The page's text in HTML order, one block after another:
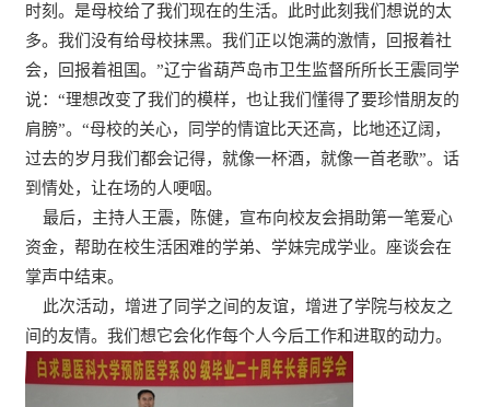
时刻。是母校给了我们现在的生活。此时此刻我们想说的太
多。我们没有给母校抹黑。我们正以饱满的激情，回报着社
会，回报着祖国。”辽宁省葫芦岛市卫生监督所所长王震同学
说：“理想改变了我们的模样，也让我们懂得了要珍惜朋友的
肩膀”。“母校的关心，同学的情谊比天还高，比地还辽阔，
过去的岁月我们都会记得，就像一杯酒，就像一首老歌”。话
到情处，让在场的人哽咽。
最后，主持人王震，陈健，宣布向校友会捐助第一笔爱心
资金，帮助在校生活困难的学弟、学妹完成学业。座谈会在
掌声中结束。
此次活动，增进了同学之间的友谊，增进了学院与校友之
间的友情。我们想它会化作每个人今后工作和进取的动力。